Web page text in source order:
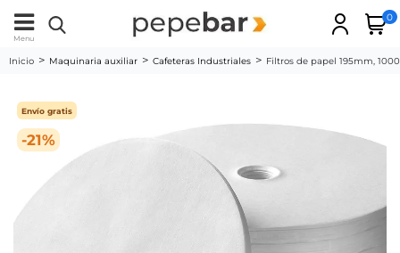
Menu
0
Inicio Maquinaria auxiliar Cafeteras Industriales Filtros de papel 195mm,
-21%
Envío gratis